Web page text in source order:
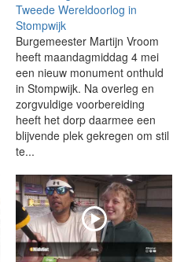
Tweede Wereldoorlog in
Stompwijk
Burgemeester Martijn Vroom
heeft maandagmiddag 4 mei
een nieuw monument onthuld
in Stompwijk. Na overleg en
zorgvuldige voorbereiding
heeft het dorp daarmee een
blijvende plek gekregen om stil
te...